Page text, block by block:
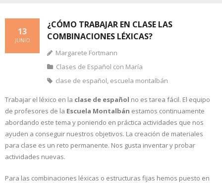
¿CÓMO TRABAJAR EN CLASE LAS
COMBINACIONES LÉXICAS?
13
JUNIO
Margarete Fortmann
Clases de Español con María
clase de español, escuela montalbán
Trabajar el léxico en la clase de español no es tarea fácil. El equipo
de profesores de la Escuela Montalbán estamos continuamente
abordando este tema y poniendo en práctica actividades que nos
ayuden a conseguir nuestros objetivos. La creación de materiales
para clase es un reto permanente. Nos gusta inventar y probar
actividades nuevas.
Para las combinaciones léxicas o estructuras fijas hemos puesto en